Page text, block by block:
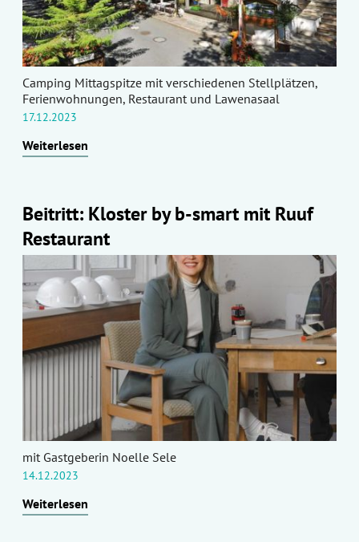
Camping Mittagspitze mit verschiedenen Stellplätzen,
Ferienwohnungen, Restaurant und Lawenasaal
17.12.2023
Weiterlesen
Beitritt: Kloster by b-smart mit Ruuf
Restaurant
mit Gastgeberin Noelle Sele
14.12.2023
Weiterlesen